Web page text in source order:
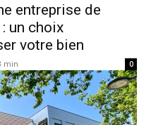
entreprise de
un choix
votre bien
min 0